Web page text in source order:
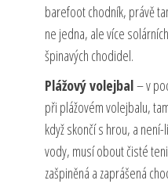
barefoot chodník, právě
ne jedna, ale více
špinavých chodidel.
Plážový volejbal– v
při plážovém volejbalu,
když skončí s hrou, a
vody, musí obout čisté
zašpiněná a zaprášená